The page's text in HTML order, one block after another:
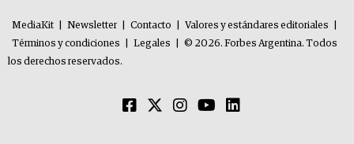
MediaKit Newsletter Contacto Valores y estándares editoriales
Términos y condiciones
Legales
© 2026. Forbes Argentina. Todos
los derechos reservados.